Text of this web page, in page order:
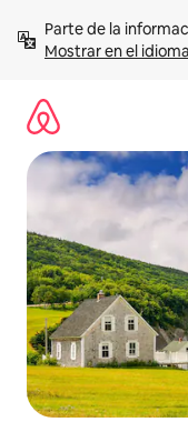
contenidoMostrar en el